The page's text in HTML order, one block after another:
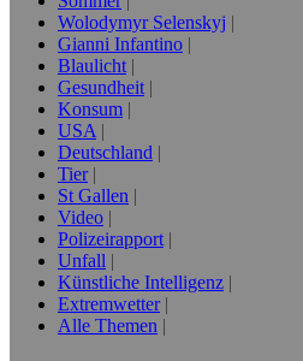
Wolodymyr Selenskyj
Gianni Infantino
Blaulicht
Gesundheit
Konsum
USA
Deutschland
Tier
St Gallen
Video
Polizeirapport
Unfall
Künstliche Intelligenz
Extremwetter
Alle Themen